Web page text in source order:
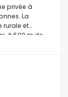
privée à
La
rurale et
à 500 m de
la